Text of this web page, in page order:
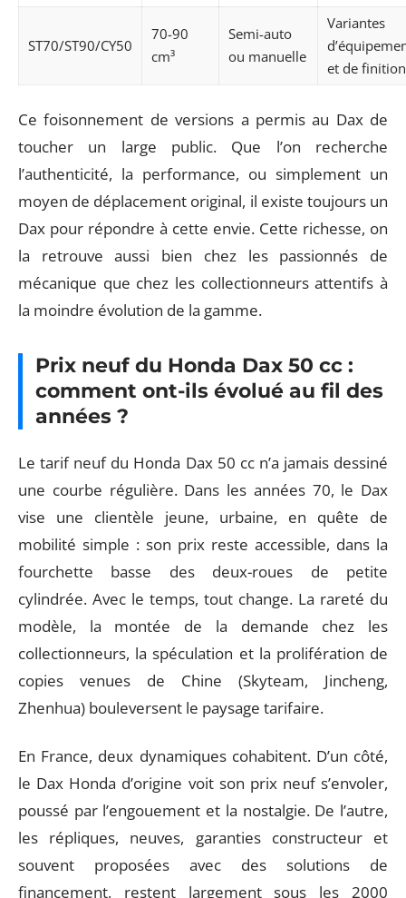
ST70/ST90/CY50
70-90
cm³
Semi-auto
ou manuelle
Variantes
et de
Ce foisonnement de versions a permis au Dax de
toucher un large public. Que l’on recherche
l’authenticité, la performance, ou simplement un
moyen de déplacement original, il existe toujours un
Dax pour répondre à cette envie. Cette richesse, on
la retrouve aussi bien chez les passionnés de
mécanique que chez les collectionneurs attentifs à
la moindre évolution de la gamme.
Prix neuf du Honda Dax 50 cc :
comment ont-ils évolué au fil des
années ?
Le tarif neuf du Honda Dax 50 cc n’a jamais dessiné
une courbe régulière. Dans les années 70, le Dax
vise une clientèle jeune, urbaine, en quête de
mobilité simple : son prix reste accessible, dans la
fourchette basse des deux-roues de petite
cylindrée. Avec le temps, tout change. La rareté du
modèle, la montée de la demande chez les
collectionneurs, la spéculation et la prolifération de
copies venues de Chine (Skyteam, Jincheng,
Zhenhua) bouleversent le paysage tarifaire.
En France, deux dynamiques cohabitent. D’un côté,
le Dax Honda d’origine voit son prix neuf s’envoler,
poussé par l’engouement et la nostalgie. De l’autre,
les répliques, neuves, garanties constructeur et
souvent proposées avec des solutions de
financement, restent largement sous les 2000